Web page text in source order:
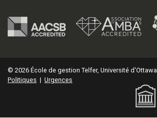
© 2026 École de gestion Telfer, Université d'Ottawa
Politiques | Urgences